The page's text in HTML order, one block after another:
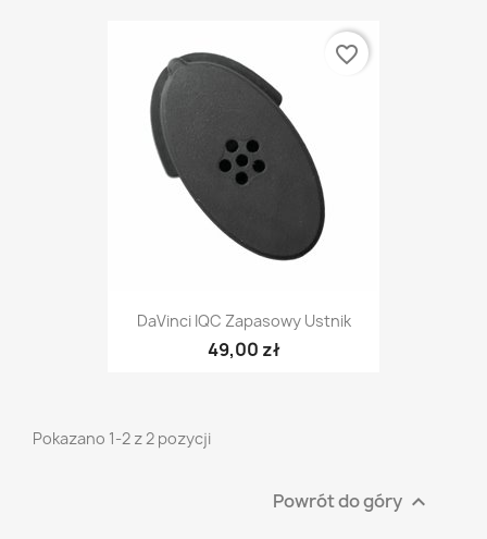
DaVinci IQC Zapasowy Ustnik
49,00 zł
favorite_border
Pokazano 1-2 z 2 pozycji
Powrót do góry 